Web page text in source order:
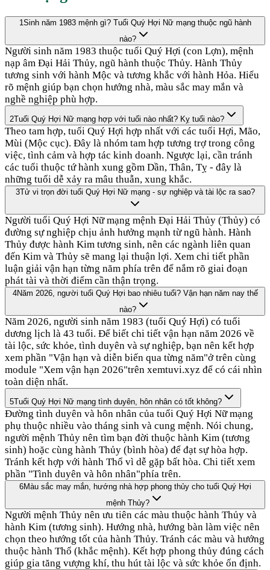
1Sinh năm 1983 mệnh gì? Tuổi Quý Hợi Nữ mạng thuộc ngũ hành
nào?
Người sinh năm 1983 thuộc tuổi Quý Hợi (con Lợn), mệnh
nạp âm Đại Hải Thủy, ngũ hành thuộc Thủy. Hành Thủy
tương sinh với hành Mộc và tương khắc với hành Hỏa. Hiểu
rõ mệnh giúp bạn chọn hướng nhà, màu sắc may mắn và
nghề nghiệp phù hợp.
2Tuổi Quý Hợi Nữ mạng hợp với tuổi nào nhất? Kỵ tuổi nào?
Theo tam hợp, tuổi Quý Hợi hợp nhất với các tuổi Hợi, Mão,
Mùi (Mộc cục). Đây là nhóm tam hợp tương trợ trong công
việc, tình cảm và hợp tác kinh doanh. Ngược lại, cần tránh
các tuổi thuộc tứ hành xung gồm Dần, Thân, Tỵ - đây là
những tuổi dễ xảy ra mâu thuẫn, xung khắc.
3Tử vi trọn đời tuổi Quý Hợi Nữ mạng - sự nghiệp và tài lộc ra sao?
Người tuổi Quý Hợi Nữ mạng mệnh Đại Hải Thủy (Thủy) có
đường sự nghiệp chịu ảnh hưởng mạnh từ ngũ hành. Hành
Thủy được hành Kim tương sinh, nên các ngành liên quan
đến Kim và Thủy sẽ mang lại thuận lợi. Xem chi tiết phần
luận giải vận hạn từng năm phía trên để nắm rõ giai đoạn
phát tài và thời điểm cần thận trọng.
4Năm 2026, người tuổi Quý Hợi bao nhiêu tuổi? Vận hạn năm nay thế
nào?
Năm 2026, người sinh năm 1983 (tuổi Quý Hợi) có tuổi
dương lịch là 43 tuổi. Để biết chi tiết vận hạn năm 2026 về
tài lộc, sức khỏe, tình duyên và sự nghiệp, bạn nên kết hợp
xem phần "Vận hạn và diễn biến qua từng năm"ở trên cùng
module "Xem vận hạn 2026"trên xemtuvi.xyz để có cái nhìn
toàn diện nhất.
5Tuổi Quý Hợi Nữ mạng tình duyên, hôn nhân có tốt không?
Đường tình duyên và hôn nhân của tuổi Quý Hợi Nữ mạng
phụ thuộc nhiều vào tháng sinh và cung mệnh. Nói chung,
người mệnh Thủy nên tìm bạn đời thuộc hành Kim (tương
sinh) hoặc cùng hành Thủy (bình hòa) để đạt sự hòa hợp.
Tránh kết hợp với hành Thổ vì dễ gặp bất hòa. Chi tiết xem
phần "Tình duyên và hôn nhân"phía trên.
6Màu sắc may mắn, hướng nhà hợp phong thủy cho tuổi Quý Hợi
mệnh Thủy?
Người mệnh Thủy nên ưu tiên các màu thuộc hành Thủy và
hành Kim (tương sinh). Hướng nhà, hướng bàn làm việc nên
chọn theo hướng tốt của hành Thủy. Tránh các màu và hướng
thuộc hành Thổ (khắc mệnh). Kết hợp phong thủy đúng cách
giúp gia tăng vượng khí, thu hút tài lộc và sức khỏe ổn định.